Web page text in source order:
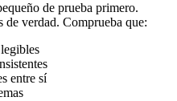
de prueba primero.
verdad. Comprueba que:
entre sí